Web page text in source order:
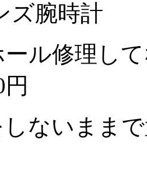
ズ腕時計
ル修理し
ないまま